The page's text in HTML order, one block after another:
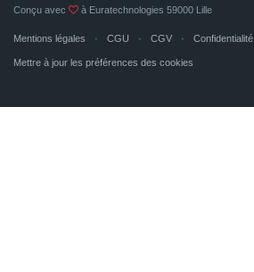
Conçu avec à Euratechnologies 59000 Lille
Mentions légales CGU CGV Confidentialité
Mettre à jour les préférences des cookies